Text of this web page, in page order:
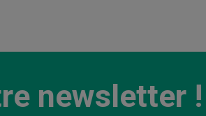
newsletter !